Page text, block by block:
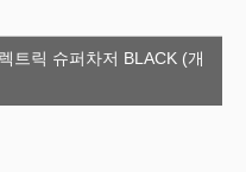
트릭 슈퍼차저 BLACK (개